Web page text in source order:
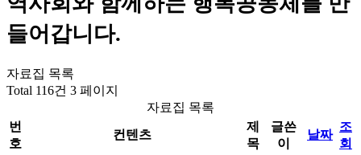
들어갑니다.
자료집 목록
Total 116건 3 페이지
자료집 목록
번
호
컨텐츠
제
목
글쓴
이
날짜
조
회